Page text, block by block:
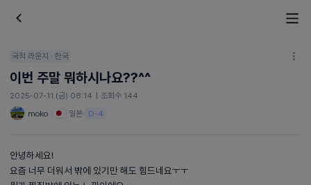
국적 라운지 · 한국
이번 주말 뭐하시나요??^^
2025-07-11 (금) 08:14 | 조회수 144
moko
일본· D-4
안녕하세요!
요즘 너무 더워서 밖에 있기만 해도 힘드네요ㅜㅜ